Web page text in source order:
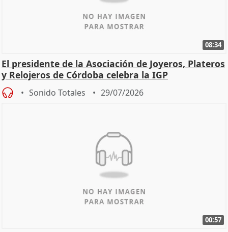
08:34
El presidente de la Asociación de Joyeros, Plateros
y Relojeros de Córdoba celebra la IGP
Sonido Totales 29/07/2026
00:57